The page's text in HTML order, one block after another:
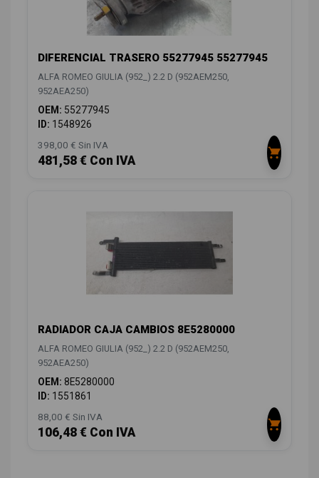
DIFERENCIAL TRASERO 55277945 55277945
ALFA ROMEO GIULIA (952_) 2.2 D (952AEM250,
952AEA250)
OEM: 55277945
ID: 1548926
398,00 € Sin IVA
481,58 € Con IVA
RADIADOR CAJA CAMBIOS 8E5280000
ALFA ROMEO GIULIA (952_) 2.2 D (952AEM250,
952AEA250)
OEM: 8E5280000
ID: 1551861
88,00 € Sin IVA
106,48 € Con IVA